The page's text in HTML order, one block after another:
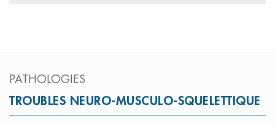
PATHOLOGIES
TROUBLES NEURO-MUSCULO-SQUELETTIQUE